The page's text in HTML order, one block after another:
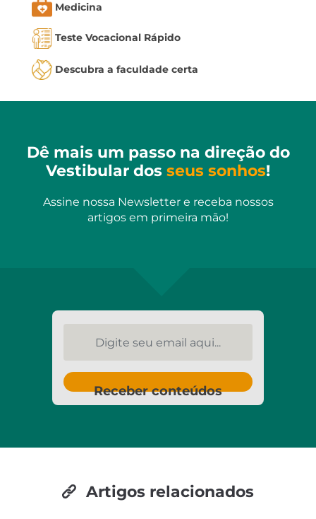
Medicina
Teste Vocacional Rápido
Descubra a faculdade certa
Dê mais um passo na direção do
Vestibular dos seus sonhos!
Assine nossa Newsletter e receba nossos
artigos em primeira mão!
Receber conteúdos
Artigos relacionados